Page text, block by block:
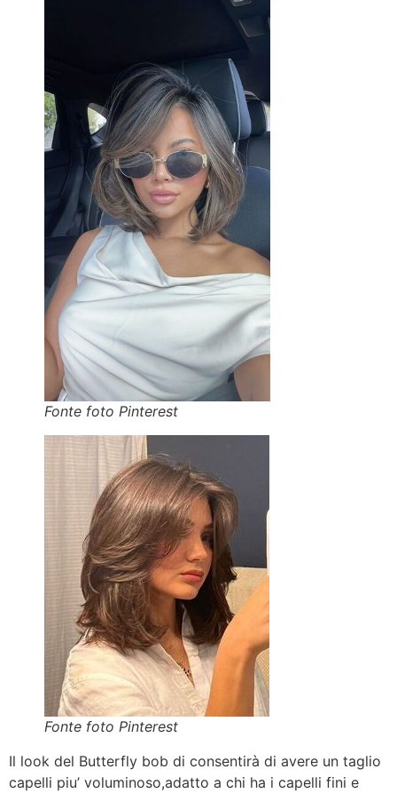
Fonte foto Pinterest
Fonte foto Pinterest
Il look del Butterfly bob di consentirà di avere un taglio
capelli piu’ voluminoso,adatto a chi ha i capelli fini e